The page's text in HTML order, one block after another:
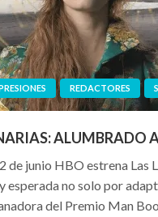
REDACTORES
ALUMBRADO
de junio HBO estrena Las
esperada no solo por
del Premio Man